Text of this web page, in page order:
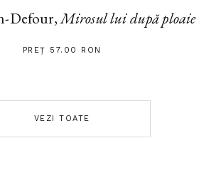
Defour,Mirosul lui după ploaie
PREȚ 57.00 RON
VEZI TOATE